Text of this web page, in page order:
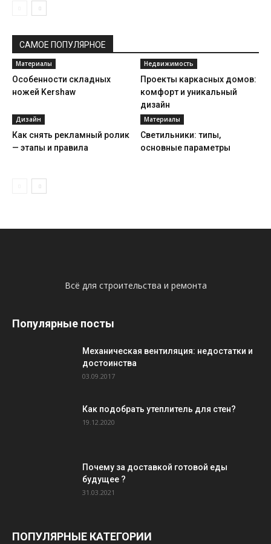
САМОЕ ПОПУЛЯРНОЕ
Материалы
Особенности складных
ножей Kershaw
Недвижимость
Проекты каркасных домов:
комфорт и уникальный
дизайн
Дизайн
Как снять рекламный ролик
— этапы и правила
Материалы
Светильники: типы,
основные параметры
Всё для строительства и ремонта
Популярные посты
Механическая вентиляция: недостатки и
достоинства
03.09.2017
Как подобрать утеплитель для стен?
19.12.2020
Почему за доставкой готовой еды
будущее ?
31.03.2021
ПОПУЛЯРНЫЕ КАТЕГОРИИ